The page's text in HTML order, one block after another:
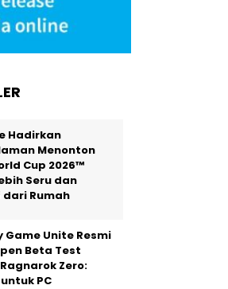
Hadirkan
Menonton
Cup 2026™
Seru dan
dari Rumah
Game Unite Resmi
Beta Test
Zero:
PC